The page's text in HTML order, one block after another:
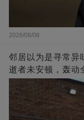
2026/08/08
邻居以为是寻常异
逝者未安顿，轰动